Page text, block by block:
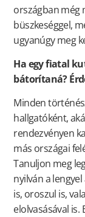
országban még
büszkeséggel,
ugyanúgy meg
Ha egy fiatal
bátorítaná?
Minden
hallgatóként,
rendezvényen
más országai
Tanuljon meg
nyilván a
is, oroszul is,
elolvasásával is.